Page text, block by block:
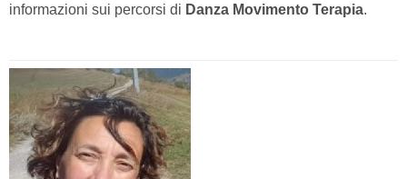
informazioni sui percorsi di Danza Movimento Terapia.